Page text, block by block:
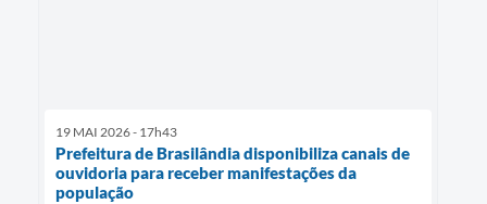
19 MAI 2026 - 17h43
Prefeitura de Brasilândia disponibiliza canais de
ouvidoria para receber manifestações da
população